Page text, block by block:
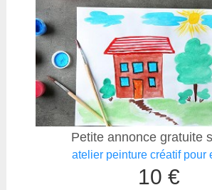
Petite annonce gratuite
atelier peinture créatif pour
10 €